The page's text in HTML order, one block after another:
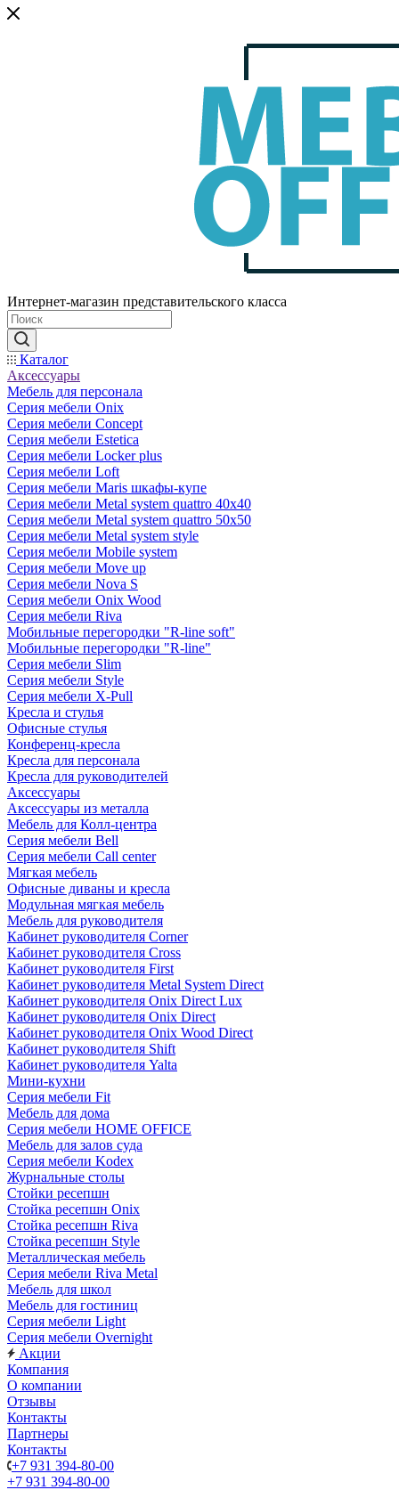
Интернет-магазин представительского класса
Каталог
Аксессуары
Мебель для персонала
Серия мебели Onix
Серия мебели Concept
Серия мебели Estetica
Серия мебели Locker plus
Серия мебели Loft
Серия мебели Maris шкафы-купе
Серия мебели Metal system quattro 40x40
Серия мебели Metal system quattro 50x50
Серия мебели Metal system style
Серия мебели Mobile system
Серия мебели Move up
Серия мебели Nova S
Серия мебели Onix Wood
Серия мебели Riva
Мобильные перегородки "R-line soft"
Мобильные перегородки "R-line"
Серия мебели Slim
Серия мебели Style
Серия мебели X-Pull
Кресла и стулья
Офисные стулья
Конференц-кресла
Кресла для персонала
Кресла для руководителей
Аксессуары
Аксессуары из металла
Мебель для Колл-центра
Серия мебели Bell
Серия мебели Call center
Мягкая мебель
Офисные диваны и кресла
Модульная мягкая мебель
Мебель для руководителя
Кабинет руководителя Corner
Кабинет руководителя Cross
Кабинет руководителя First
Кабинет руководителя Metal System Direct
Кабинет руководителя Onix Direct Lux
Кабинет руководителя Onix Direct
Кабинет руководителя Onix Wood Direct
Кабинет руководителя Shift
Кабинет руководителя Yalta
Мини-кухни
Серия мебели Fit
Мебель для дома
Серия мебели HOME OFFICE
Мебель для залов суда
Серия мебели Kodex
Журнальные столы
Стойки ресепшн
Стойка ресепшн Onix
Стойка ресепшн Riva
Стойка ресепшн Style
Металлическая мебель
Серия мебели Riva Metal
Мебель для школ
Мебель для гостиниц
Серия мебели Light
Серия мебели Overnight
Акции
Компания
О компании
Отзывы
Контакты
Партнеры
Контакты
+7 931 394-80-00
+7 931 394-80-00